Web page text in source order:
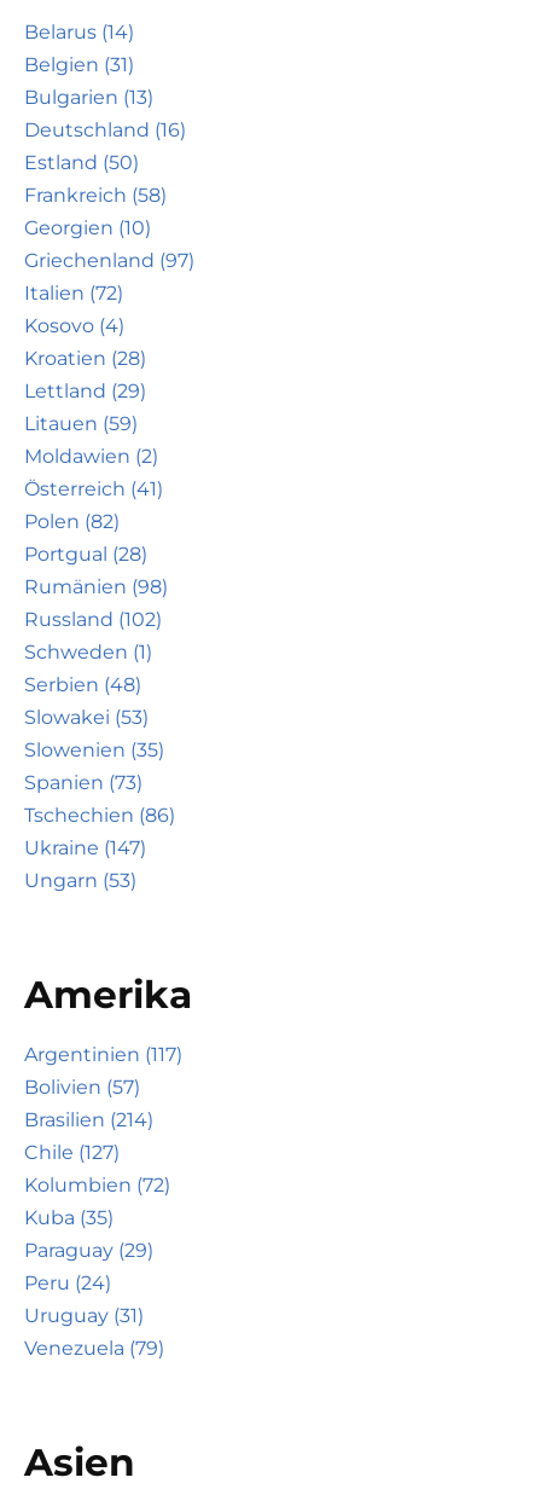
Belarus (14)
Belgien (31)
Bulgarien (13)
Deutschland (16)
Estland (50)
Frankreich (58)
Georgien (10)
Griechenland (97)
Italien (72)
Kosovo (4)
Kroatien (28)
Lettland (29)
Litauen (59)
Moldawien (2)
Österreich (41)
Polen (82)
Portgual (28)
Rumänien (98)
Russland (102)
Schweden (1)
Serbien (48)
Slowakei (53)
Slowenien (35)
Spanien (73)
Tschechien (86)
Ukraine (147)
Ungarn (53)
Amerika
Argentinien (117)
Bolivien (57)
Brasilien (214)
Chile (127)
Kolumbien (72)
Kuba (35)
Paraguay (29)
Peru (24)
Uruguay (31)
Venezuela (79)
Asien